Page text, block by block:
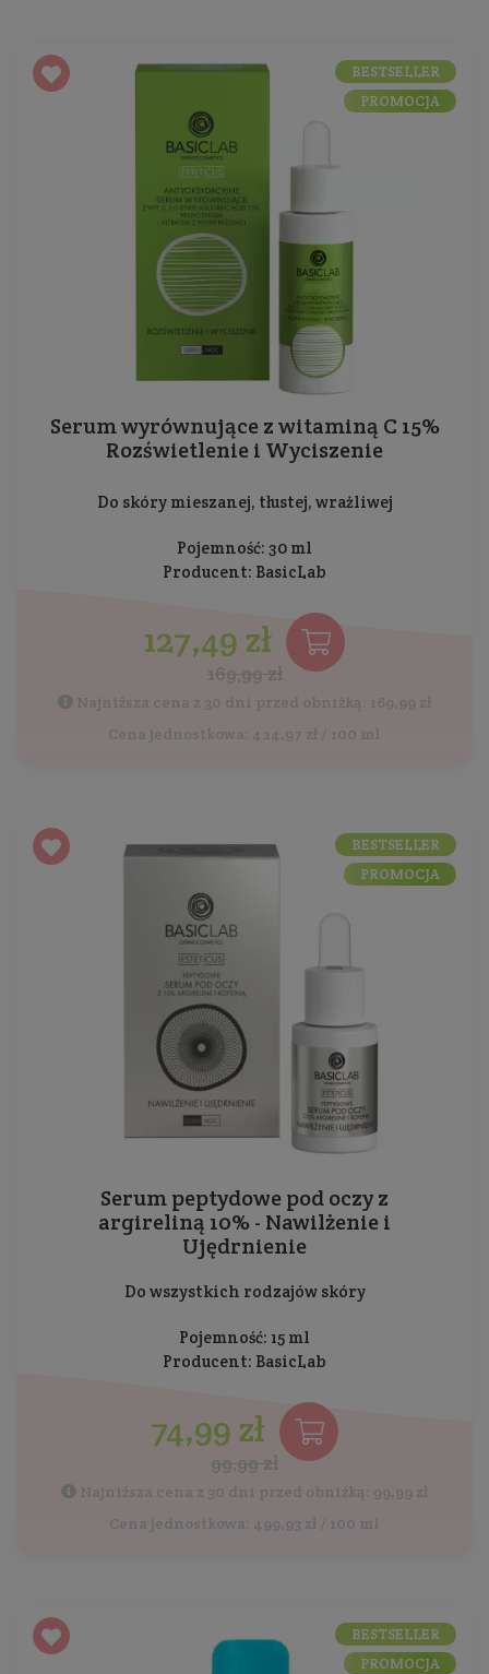
Serum wyrównujące z witaminą C 15%
Rozświetlenie i Wyciszenie
Do skóry mieszanej, tłustej, wrażliwej
Pojemność: 30 ml
Producent: BasicLab
127,49 zł
169,99 zł
Najniższa cena z 30 dni przed obniżką: 169,99 zł
Cena jednostkowa: 424,97 zł / 100 ml
BESTSELLER
PROMOCJA
Serum peptydowe pod oczy z
argireliną 10% - Nawilżenie i
Ujędrnienie
Do wszystkich rodzajów skóry
Pojemność: 15 ml
Producent: BasicLab
74,99 zł
99,99 zł
Najniższa cena z 30 dni przed obniżką: 99,99 zł
Cena jednostkowa: 499,93 zł / 100 ml
BESTSELLER
PROMOCJA
BESTSELLER
PROMOCJA